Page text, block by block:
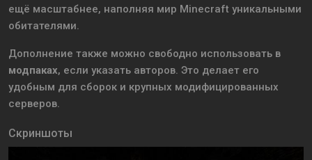
ещё масштабнее, наполняя мир Minecraft уникальными
обитателями.
Дополнение также можно свободно использовать в
модпаках, если указать авторов. Это делает его
удобным для сборок и крупных модифицированных
серверов.
Скриншоты